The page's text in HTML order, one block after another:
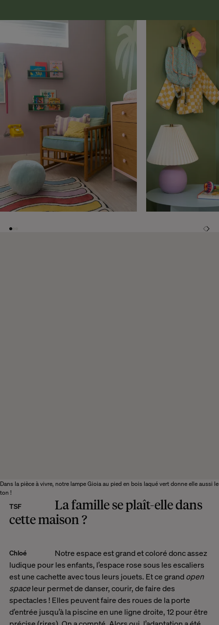
Dans la pièce à vivre, notre lampe Gioia au pied en bois laqué vert donne elle aussi le
ton !
TSF
La famille se plaît-elle dans
cette maison ?
Chloé
Notre espace est grand et coloré donc assez
ludique pour les enfants, l’espace rose sous les escaliers
est une cachette avec tous leurs jouets. Et ce grandopen
spaceleur permet de danser, courir, de faire des
spectacles ! Elles peuvent faire des roues de la porte
d’entrée jusqu’à la piscine en une ligne droite, 12 pour être